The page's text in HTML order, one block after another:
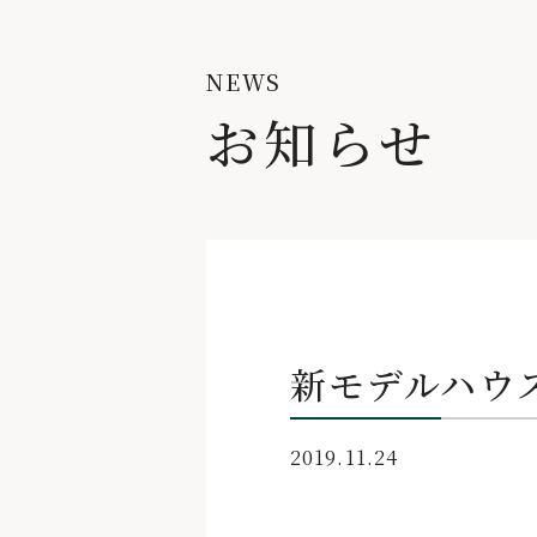
NEWS
お知らせ
新モデルハウ
2019.11.24